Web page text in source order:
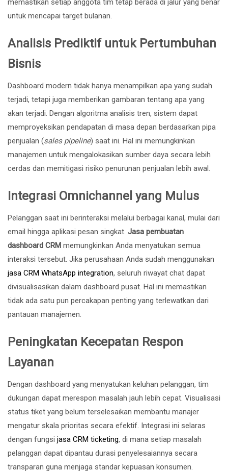
memastikan setiap anggota tim tetap berada di jalur yang benar
untuk mencapai target bulanan.
Analisis Prediktif untuk Pertumbuhan
Bisnis
Dashboard modern tidak hanya menampilkan apa yang sudah
terjadi, tetapi juga memberikan gambaran tentang apa yang
akan terjadi. Dengan algoritma analisis tren, sistem dapat
memproyeksikan pendapatan di masa depan berdasarkan pipa
penjualan (sales pipeline) saat ini. Hal ini memungkinkan
manajemen untuk mengalokasikan sumber daya secara lebih
cerdas dan memitigasi risiko penurunan penjualan lebih awal.
Integrasi Omnichannel yang Mulus
Pelanggan saat ini berinteraksi melalui berbagai kanal, mulai dari
email hingga aplikasi pesan singkat. Jasa pembuatan
dashboard CRM memungkinkan Anda menyatukan semua
interaksi tersebut. Jika perusahaan Anda sudah menggunakan
jasa CRM WhatsApp integration, seluruh riwayat chat dapat
divisualisasikan dalam dashboard pusat. Hal ini memastikan
tidak ada satu pun percakapan penting yang terlewatkan dari
pantauan manajemen.
Peningkatan Kecepatan Respon
Layanan
Dengan dashboard yang menyatukan keluhan pelanggan, tim
dukungan dapat merespon masalah jauh lebih cepat. Visualisasi
status tiket yang belum terselesaikan membantu manajer
mengatur skala prioritas secara efektif. Integrasi ini selaras
dengan fungsi jasa CRM ticketing, di mana setiap masalah
pelanggan dapat dipantau durasi penyelesaiannya secara
transparan guna menjaga standar kepuasan konsumen.